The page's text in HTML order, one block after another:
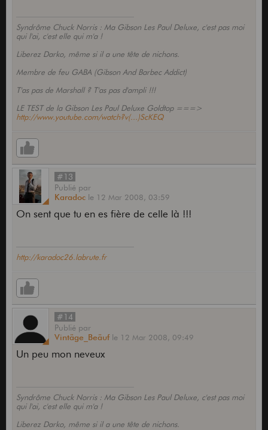
Syndrôme Chuck Norris : Ma Gibson Les Paul Deluxe, c'est pas moi
qui l'ai, c'est elle qui m'a !
Liberez Darko, même si il a une tête de nichons.
Membre de feu GABA (Gibson And Barbec Addict)
T'as pas de Marshall ? T'as pas d'ampli !!!
LE TEST de la Gibson Les Paul Deluxe Goldtop ===>
http://www.youtube.com/watch?v(...)ScKEQ
#13
Publié par
Karadoc le 12 Mar 2008, 03:59
On sent que tu en es fière de celle là !!!
http://karadoc26.labrute.fr
#14
Publié par
Vintäge_Beäuf le 12 Mar 2008, 09:49
Un peu mon neveux
Syndrôme Chuck Norris : Ma Gibson Les Paul Deluxe, c'est pas moi
qui l'ai, c'est elle qui m'a !
Liberez Darko, même si il a une tête de nichons.